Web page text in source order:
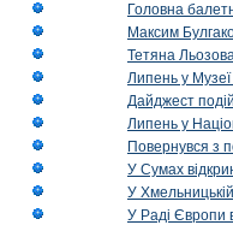
Головна
Максим
Тетяна
Липень у
Дайджест
Липень у
Повернувся з
У Сумах
У
У Раді Європи